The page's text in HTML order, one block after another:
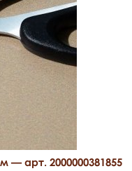
— арт. 2000000381855